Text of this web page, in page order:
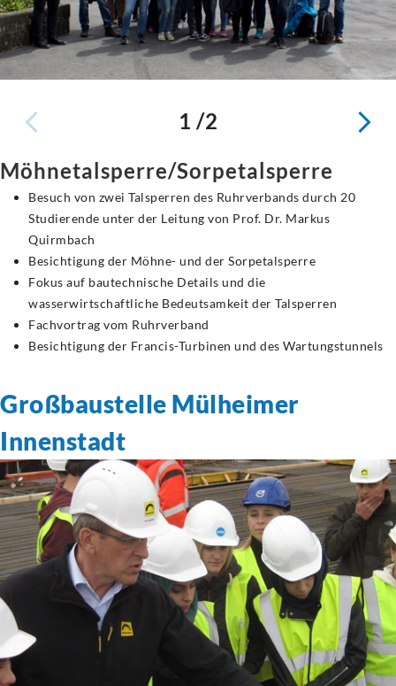
1 /2
Möhnetalsperre/Sorpetalsperre
Besuch von zwei Talsperren des Ruhrverbands durch 20
Studierende unter der Leitung von Prof. Dr. Markus
Quirmbach
Besichtigung der Möhne- und der Sorpetalsperre
Fokus auf bautechnische Details und die
wasserwirtschaftliche Bedeutsamkeit der Talsperren
Fachvortrag vom Ruhrverband
Besichtigung der Francis-Turbinen und des Wartungstunnels
Großbaustelle Mülheimer
Innenstadt